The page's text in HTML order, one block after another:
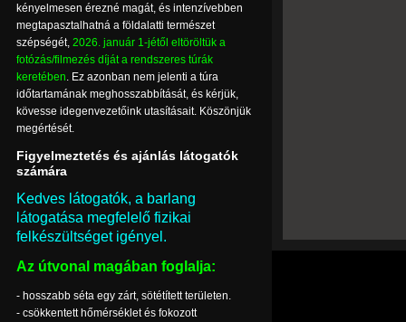
kényelmesen érezné magát, és intenzívebben
megtapasztalhatná a földalatti természet
szépségét, 2026. január 1-jétől eltöröltük a
fotózás/filmezés díját a rendszeres túrák
keretében. Ez azonban nem jelenti a túra
időtartamának meghosszabbítását, és kérjük,
kövesse idegenvezetőink utasításait. Köszönjük
megértését.
Figyelmeztetés és ajánlás látogatók
számára
Kedves látogatók, a barlang
látogatása megfelelő fizikai
felkészültséget igényel.
Az útvonal magában foglalja:
- hosszabb séta egy zárt, sötétített területen.
- csökkentett hőmérséklet és fokozott